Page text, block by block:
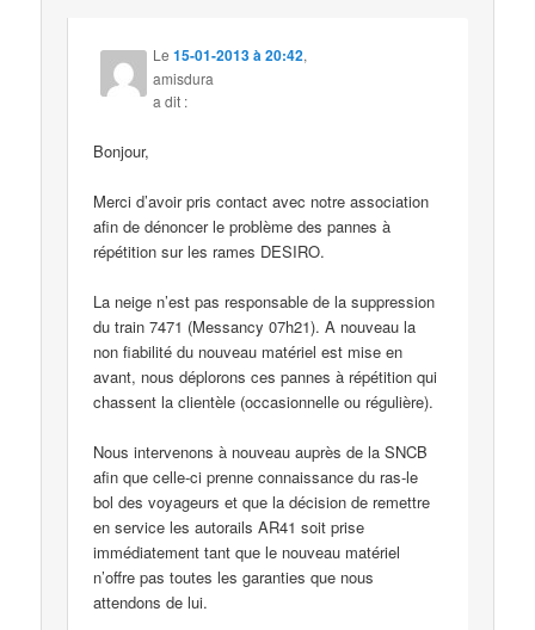
Le15-01-2013 à 20:42,
amisdura
a dit :
Bonjour,
Merci d’avoir pris contact avec notre association
afin de dénoncer le problème des pannes à
répétition sur les rames DESIRO.
La neige n’est pas responsable de la suppression
du train 7471 (Messancy 07h21). A nouveau la
non fiabilité du nouveau matériel est mise en
avant, nous déplorons ces pannes à répétition qui
chassent la clientèle (occasionnelle ou régulière).
Nous intervenons à nouveau auprès de la SNCB
afin que celle-ci prenne connaissance du ras-le
bol des voyageurs et que la décision de remettre
en service les autorails AR41 soit prise
immédiatement tant que le nouveau matériel
n’offre pas toutes les garanties que nous
attendons de lui.